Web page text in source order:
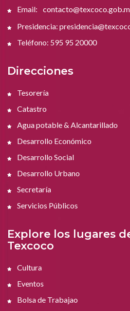
Email:
Presidencia:
Teléfono: 595 95 20000
Direcciones
Tesorería
Catastro
Agua potable & Alcantarillado
Desarrollo Económico
Desarrollo Social
Desarrollo Urbano
Secretaría
Servicios Públicos
Explore los lugares
Texcoco
Cultura
Eventos
Bolsa de Trabajao